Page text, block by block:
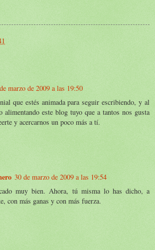
marzo de 2009 a las 19:50
que estés animada para seguir escribiendo, y al
alimentando este blog tuyo que a tantos nos gusta
y acercarnos un poco más a tí.
30 de marzo de 2009 a las 19:54
muy bien. Ahora, tú misma lo has dicho, a
con más ganas y con más fuerza.